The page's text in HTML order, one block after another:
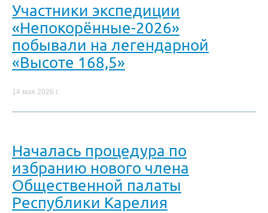
Участники экспедиции
«Непокорённые-2026»
побывали на легендарной
«Высоте 168,5»
14 мая 2026 г.
Началась процедура по
избранию нового члена
Общественной палаты
Республики Карелия